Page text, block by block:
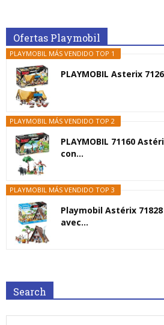
Ofertas Playmobil
PLAYMOBIL MÁS VENDIDO TOP 1
PLAYMOBIL Asterix
PLAYMOBIL MÁS VENDIDO TOP 2
PLAYMOBIL 71160
con...
PLAYMOBIL MÁS VENDIDO TOP 3
Playmobil Astérix
avec...
Search